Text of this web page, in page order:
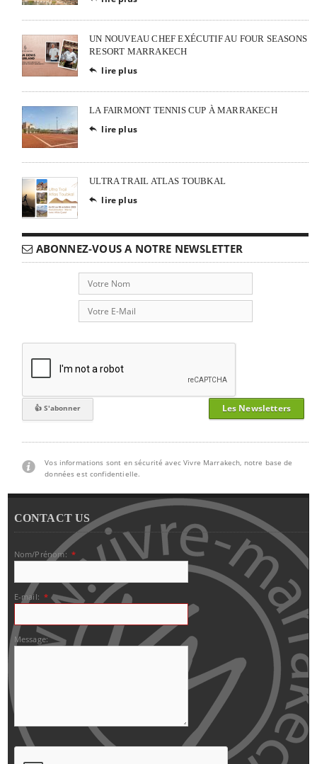
UN NOUVEAU CHEF EXÉCUTIF AU FOUR SEASONS
RESORT MARRAKECH
 lire plus
LA FAIRMONT TENNIS CUP À MARRAKECH
 lire plus
ULTRA TRAIL ATLAS TOUBKAL
 lire plus
ABONNEZ-VOUS A NOTRE NEWSLETTER
Les Newsletters
Vos informations sont en sécurité avec Vivre Marrakech, notre base de
données est confidentielle.
CONTACT US
Nom/Prénom: *
E-mail: *
Message: